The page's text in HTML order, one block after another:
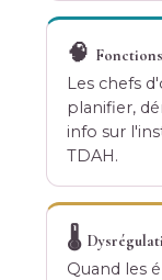
🧠
Les chefs
planifier,
info sur
TDAH.
🌡️
Quand les